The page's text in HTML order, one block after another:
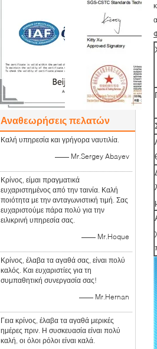
Αναθεωρήσεις πελατών
Καλή υπηρεσία και γρήγορα ναυτιλία.
—— Mr.Sergey Abayev
Κρίνος, είμαι πραγματικά
ευχαριστημένος από την ταινία. Καλή
ποιότητα με την ανταγωνιστική τιμή. Σας
ευχαριστούμε πάρα πολύ για την
ειλικρινή υπηρεσία σας.
—— Mr.Hoque
Κρίνος, έλαβα τα αγαθά σας, είναι πολύ
καλός. Και ευχαριστίες για τη
συμπαθητική συνεργασία σας!
—— Mr.Hernan
Γεια κρίνος, έλαβα τα αγαθά μερικές
ημέρες πριν. Η συσκευασία είναι πολύ
καλή, οι όλοι ρόλοι είναι καλά.